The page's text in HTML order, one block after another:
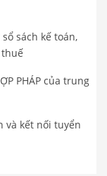
sách kế toán,
thuế
PHÁP của trung
và kết nối tuyển